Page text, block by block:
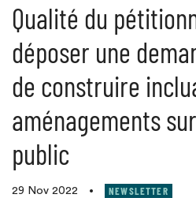
Qualité du
déposer une
de construire
aménagements
public
29 Nov 2022 • NEWSLETTER